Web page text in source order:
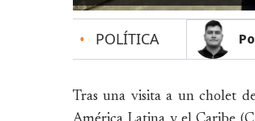
• POLÍTICA
Tras una visita a un cholet